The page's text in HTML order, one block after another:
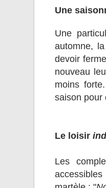
Une
Une
automne,
devoir
nouveau
moins
saison pour
Le loisir
Les